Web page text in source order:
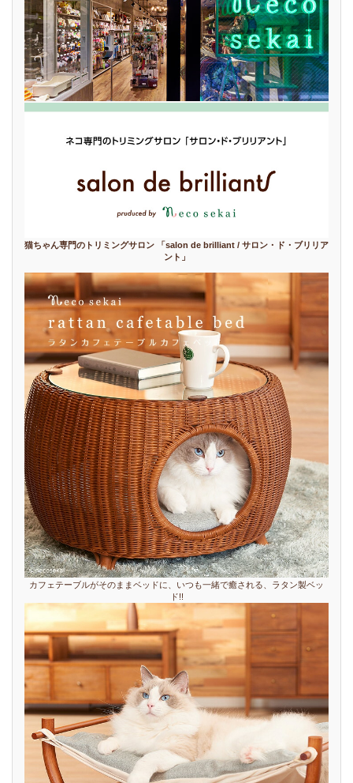
猫ちゃん専門のトリミングサロン 「salon de brilliant / サロン・ド・ブリリア
ント」
カフェテーブルがそのままベッドに、いつも一緒で癒される、ラタン製ベッ
ド!!